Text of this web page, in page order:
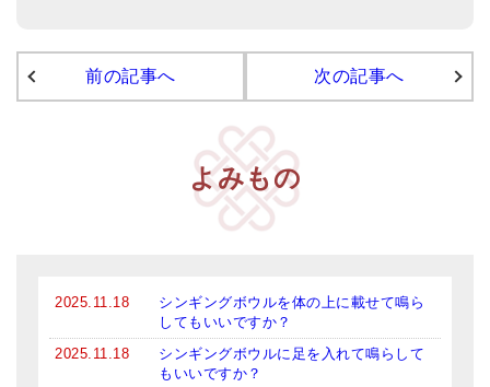
●マンダラ彫（黒・渋金）
お得なアマナマナ・セット
特大シンギングボウル・特殊柄
アマナマナのティンシャ
プレミアム・ティンシャ（L・M）
前の記事へ 次の記事へ
よみもの
2025.11.18
シンギングボウルを体の上に載せて鳴ら
してもいいですか？
2025.11.18
シンギングボウルに足を入れて鳴らして
もいいですか？